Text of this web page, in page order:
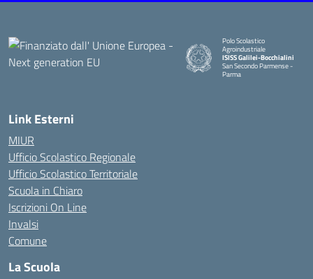
Polo Scolastico
Agroindustriale
ISISS Galilei-Bocchialini
San Secondo Parmense -
Parma
Link Esterni
MIUR
Ufficio Scolastico Regionale
Ufficio Scolastico Territoriale
Scuola in Chiaro
Iscrizioni On Line
Invalsi
Comune
La Scuola